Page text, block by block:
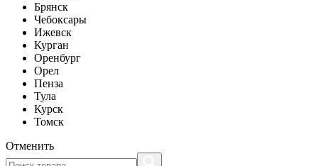
Брянск
Чебоксары
Ижевск
Курган
Оренбург
Орел
Пенза
Тула
Курск
Томск
Отменить